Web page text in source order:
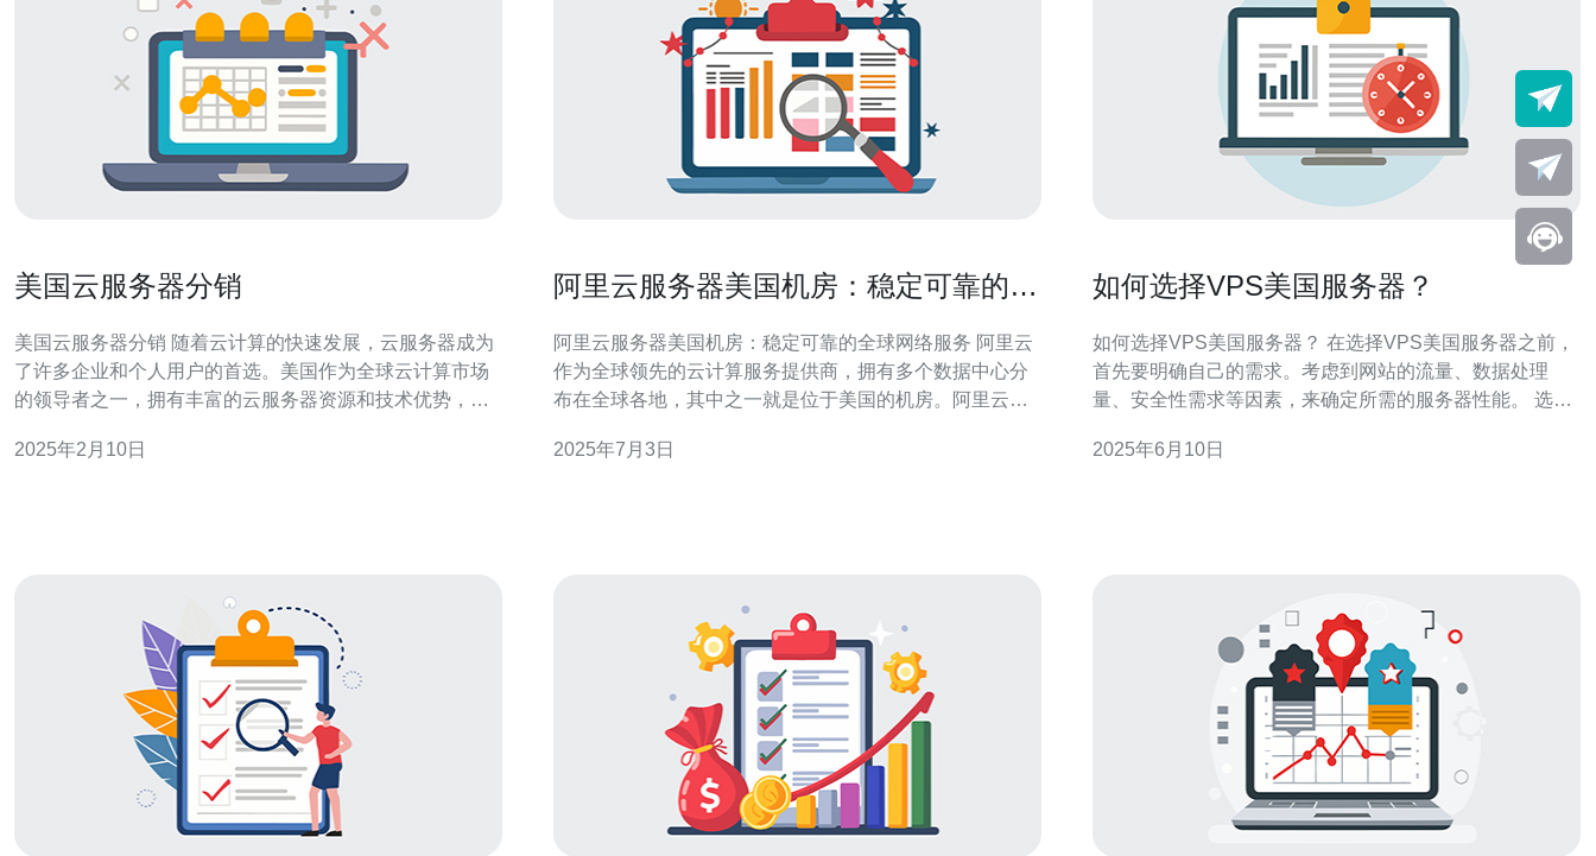
美国云服务器分销
美国云服务器分销 随着云计算的快速发展，云服务器成为
了许多企业和个人用户的首选。美国作为全球云计算市场
的领导者之一，拥有丰富的云服务器资源和技术优势，吸
供各种类型和规模的云服务器服务。 美国的云服务器分销
2025年2月10日
阿里云服务器美国机房：稳定可靠的全
阿里云服务器美国机房：稳定可靠的全球网络服务 阿里云
作为全球领先的云计算服务提供商，拥有多个数据中心分
布在全球各地，其中之一就是位于美国的机房。阿里云服
户提供高性能的云计算资源。 阿里云服务器美国机房采用
2025年7月3日
如何选择VPS美国服务器？
如何选择VPS美国服务器？ 在选择VPS美国服务器之前，
首先要明确自己的需求。考虑到网站的流量、数据处理
量、安全性需求等因素，来确定所需的服务器性能。 选择
服务质量和良好的客户评价，以保证服务器的稳定性和安
2025年6月10日